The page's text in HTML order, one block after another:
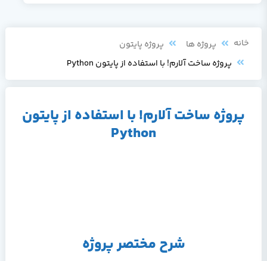
خانه پروژه ها
پروژه پایتون
پروژه ساخت آلارم! با استفاده از پایتون Python
پروژه ساخت آلارم! با استفاده از پایتون
Python
شرح مختصر پروژه